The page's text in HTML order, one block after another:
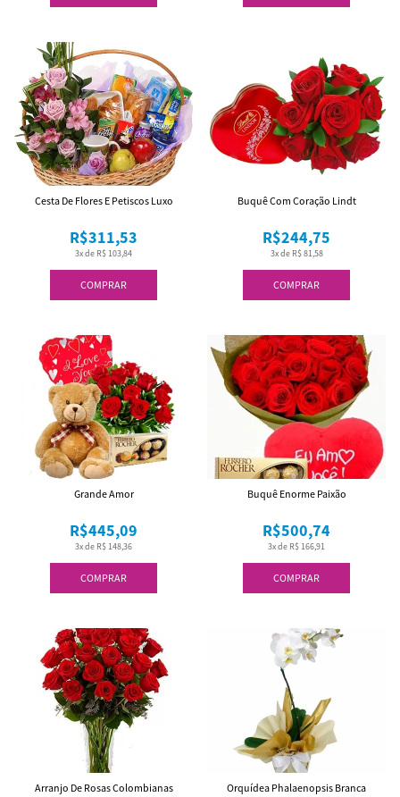
COMPRAR
3x de R$ 103,84
R$311,53
Cesta De Flores E Petiscos Luxo
COMPRAR
3x de R$ 81,58
R$244,75
Buquê Com Coração Lindt
COMPRAR
3x de R$ 148,36
R$445,09
Grande Amor
COMPRAR
3x de R$ 166,91
R$500,74
Buquê Enorme Paixão
Arranjo De Rosas Colombianas
Orquídea Phalaenopsis Branca